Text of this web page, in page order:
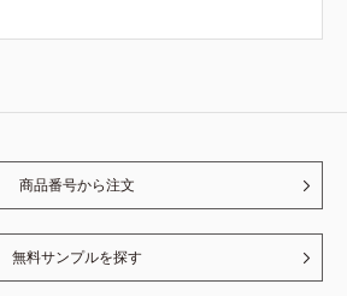
商品番号から注文
無料サンプルを探す